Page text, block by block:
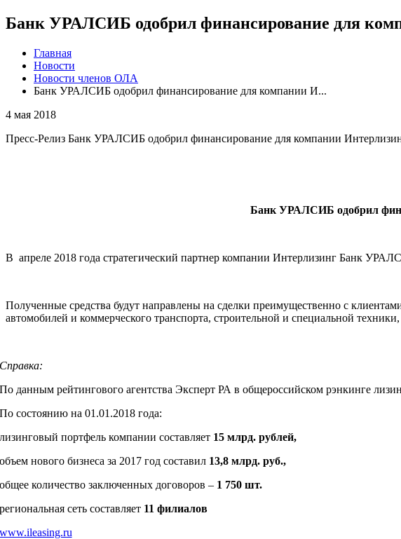
Банк УРАЛСИБ одобрил финансирование для
Главная
Новости
Новости членов ОЛА
Банк УРАЛСИБ одобрил финансирование для компании И...
4 мая 2018
Пресс-Релиз Банк УРАЛСИБ одобрил финансирование для компании
Банк УРАЛСИБ одобрил
В апреле 2018 года стратегический партнер компании Интерлизинг Банк
Полученные средства будут направлены на сделки преимущественно с
автомобилей и коммерческого транспорта, строительной и специальной
данным рейтингового агентства Эксперт РА в общероссийском рэнкинге
состоянию на 01.01.2018 года:
портфель компании составляет 15 млрд. рублей,
нового бизнеса за 2017 год составил13,8 млрд. руб.,
количество заключенных договоров –1 750 шт.
сеть составляет11 филиалов